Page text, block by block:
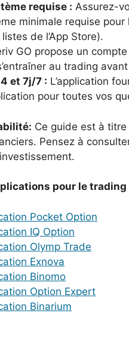
requise : Assurez-
minimale requise
de l’App Store).
GO propose un
au trading avant
et 7j/7 : L’application
pour toutes vos
Ce guide est à
Pensez à
pour le trading
Pocket Option
IQ Option
Olymp Trade
Exnova
Binomo
Option Expert
Binarium